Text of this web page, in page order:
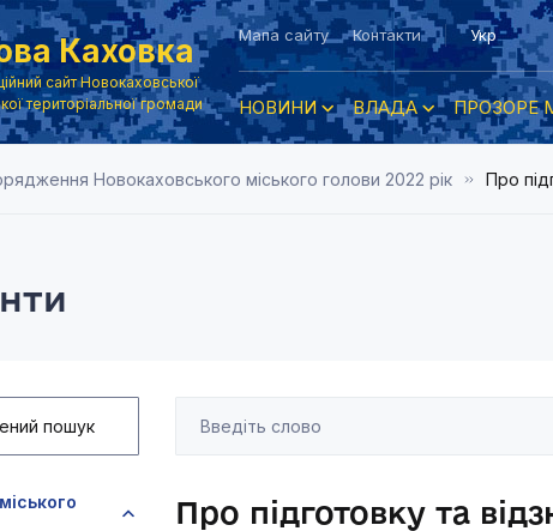
Каховка
сайт Новокаховської
територіальної громади
Мапа сайту Контакти Укр
НОВИНИ ВЛАДА ПРОЗОРЕ
Новокаховського міського голови 2022 рік Про
пошук
Про підготовку та